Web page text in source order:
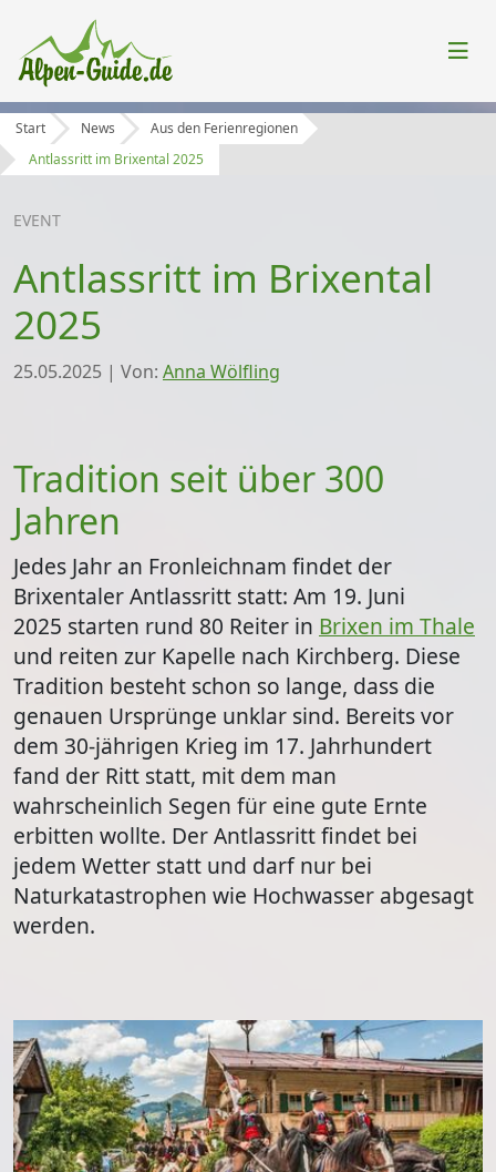
Start News
Aus den Ferienregionen
Antlassritt im Brixental 2025
EVENT
Antlassritt im Brixental
2025
25.05.2025 | Von: Anna Wölfling
Tradition seit über 300
Jahren
Jedes Jahr an Fronleichnam findet der
Brixentaler Antlassritt statt: Am 19. Juni
2025 starten rund 80 Reiter in Brixen im Thale
und reiten zur Kapelle nach Kirchberg. Diese
Tradition besteht schon so lange, dass die
genauen Ursprünge unklar sind. Bereits vor
dem 30-jährigen Krieg im 17. Jahrhundert
fand der Ritt statt, mit dem man
wahrscheinlich Segen für eine gute Ernte
erbitten wollte. Der Antlassritt findet bei
jedem Wetter statt und darf nur bei
Naturkatastrophen wie Hochwasser abgesagt
werden.